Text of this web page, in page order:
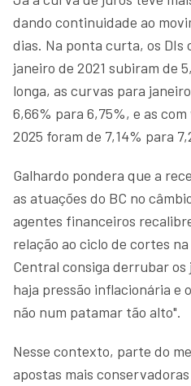
dando continuidade ao
dias. Na ponta curta, os DIs
janeiro de 2021 subiram de
longa, as curvas para
6,66% para 6,75%, e as
2025 foram de 7,14% para
Galhardo pondera que a
as atuações do BC no
agentes financeiros
relação ao ciclo de cortes
Central consiga derrubar os
haja pressão inflacionária e
não num patamar tão alto".
Nesse contexto, parte do
apostas mais